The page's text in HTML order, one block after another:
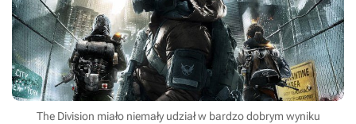
The Division miało niemały udział w bardzo dobrym wyniku